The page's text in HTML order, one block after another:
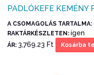
PADLÓKEFE KEMÉNY
A CSOMAGOLÁS TARTALMA:
RAKTÁRKÉSZLETEN: igen
ÁR: 3,769.23 Ft Kosárba